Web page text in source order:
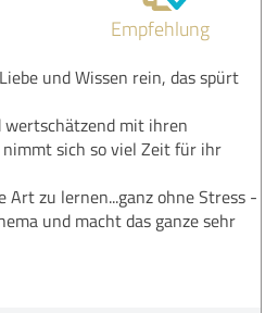
Empfehlung
und Wissen rein, das spürt
mit ihren
sich so viel Zeit für ihr
Art zu lernen...ganz ohne Stress -
und macht das ganze sehr